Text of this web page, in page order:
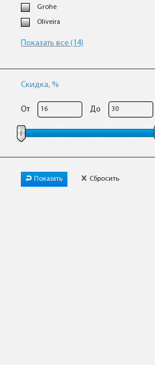
Grohe
Oliveira
Показать все (14)
Скидка, %
От До
Показать Сбросить